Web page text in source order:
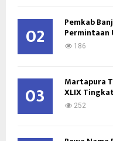
02 Pemkab
Permintaan
186
03 Martapura
XLIX
252